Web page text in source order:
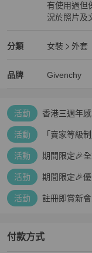
材質：尼龍
尺寸：34 肩寬：50.5
配件：無
有使用過但
況於照片及
分類
Givenchy 女裝分類資訊
女裝
外套
品牌
Givenchy 精品女裝品牌
Givenchy
Givenchy 推薦清單
活動
香港三週年
活動 「賣家等級
活動 期間限定🎉
活動 期間限定🎉
活動 註冊即賞新
付款方式